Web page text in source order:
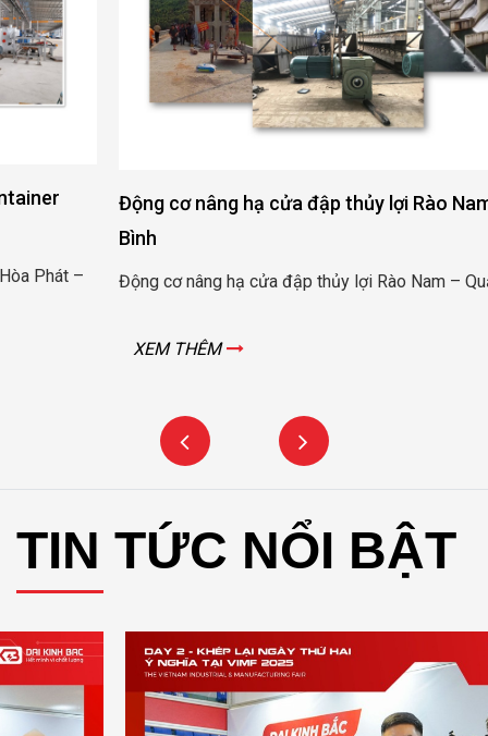
Động cơ nâng hạ cửa đập thủy lợi Rào Nam – Quảng
Bình
TIN TỨC NỔI BẬT